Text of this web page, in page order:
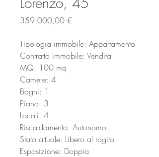
359.000,00 €
Tipologia immobile: Appartamento
Contratto immobile: Vendita
MQ: 100 mq
Camere: 4
Bagni: 1
Piano: 3
Locali: 4
Riscaldamento: Autonomo
Stato attuale: Libero al rogito
Esposizione: Doppia